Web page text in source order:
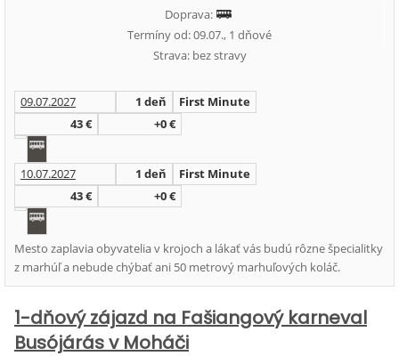
Doprava:
Termíny od: 09.07., 1 dňové
Strava: bez stravy
09.07.2027 1 deň
First Minute
43 €
+0 €
10.07.2027 1 deň
First Minute
43 €
+0 €
Mesto zaplavia obyvatelia v krojoch a lákať vás budú rôzne špecialitky
z marhúľ a nebude chýbať ani 50 metrový marhuľových koláč.
1-dňový zájazd na Fašiangový karneval
Busójárás v Moháči